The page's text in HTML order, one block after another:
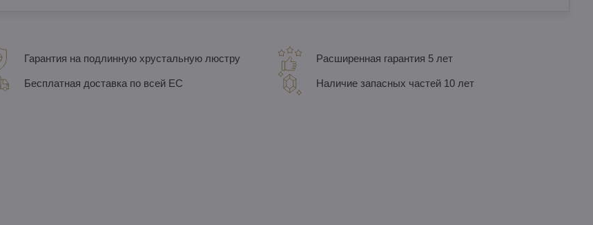
Гарантия на подлинную хрустальную люстру
Бесплатная доставка по всей ЕС
Расширенная гарантия 5 лет
Наличие запасных частей 10 лет